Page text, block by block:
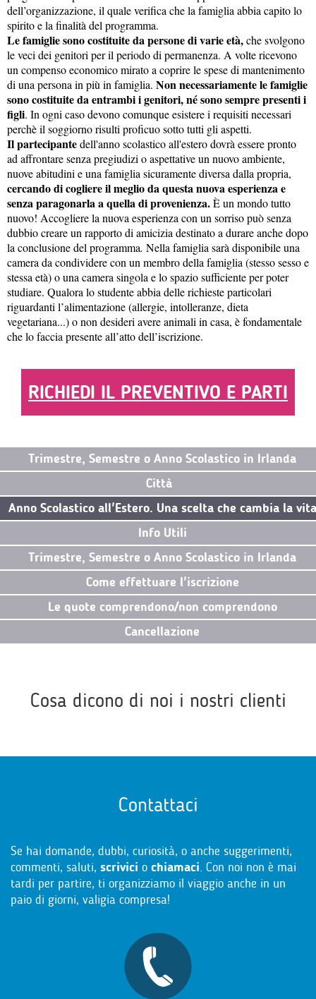
dell’organizzazione, il quale verifica che la famiglia abbia capito lo
spirito e la finalità del programma.
Le famiglie sono costituite da persone di varie età,che svolgono
le veci dei genitori per il periodo di permanenza. A volte ricevono
un compenso economico mirato a coprire le spese di mantenimento
di una persona in più in famiglia. Non necessariamente le famiglie
sono costituite da entrambi i genitori, né sono sempre presenti i
figli. In ogni caso devono comunque esistere i requisiti necessari
perchè il soggiorno risulti proficuo sotto tutti gli aspetti.
Il partecipantedell'anno scolastico all'estero dovrà essere pronto
ad affrontare senza pregiudizi o aspettative un nuovo ambiente,
nuove abitudini e una famiglia sicuramente diversa dalla propria,
cercando di cogliere il meglio da questa nuova esperienza e
senza paragonarla a quella di provenienza.È un mondo tutto
nuovo! Accogliere la nuova esperienza con un sorriso può senza
dubbio creare un rapporto di amicizia destinato a durare anche dopo
la conclusione del programma. Nella famiglia sarà disponibileuna
camera da condividere con un membro della famiglia (stesso sesso e
stessa età) o una camera singola e lo spazio sufficiente per poter
studiare. Qualora lo studente abbia delle richieste particolari
riguardanti l’alimentazione (allergie, intolleranze, dieta
vegetariana...) o non desideri avere animali in casa, è fondamentale
che lo faccia presente all’atto dell’iscrizione.
RICHIEDI IL PREVENTIVO E PARTI
Trimestre, Semestre o Anno Scolastico in Irlanda
Città
Anno Scolastico all'Estero. Una scelta che cambia la vita
Info Utili
Trimestre, Semestre o Anno Scolastico in Irlanda
Come effettuare l'iscrizione
Le quote comprendono/non comprendono
Cancellazione
Cosa dicono di noi i nostri clienti
Contattaci
Se hai domande, dubbi, curiosità, o anche suggerimenti,
commenti, saluti, scrivici o chiamaci. Con noi non è mai
tardi per partire, ti organizziamo il viaggio anche in un
paio di giorni, valigia compresa!